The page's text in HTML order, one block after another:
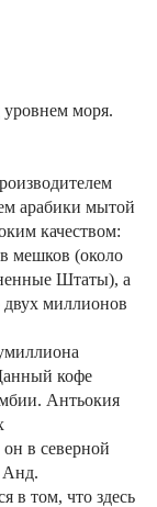
моря.
арабики мытой
качеством:
мешков (около
Штаты), а
двух миллионов
кофе
Антьокия
в северной
Анд.
в том, что здесь